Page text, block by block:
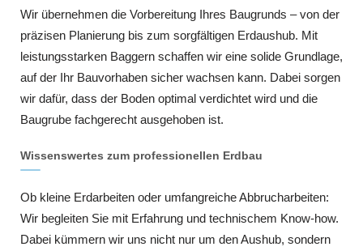
Wir übernehmen die Vorbereitung Ihres Baugrunds – von der
präzisen Planierung bis zum sorgfältigen Erdaushub. Mit
leistungsstarken Baggern schaffen wir eine solide Grundlage,
auf der Ihr Bauvorhaben sicher wachsen kann. Dabei sorgen
wir dafür, dass der Boden optimal verdichtet wird und die
Baugrube fachgerecht ausgehoben ist.
Wissenswertes zum professionellen Erdbau
Ob kleine Erdarbeiten oder umfangreiche Abbrucharbeiten:
Wir begleiten Sie mit Erfahrung und technischem Know-how.
Dabei kümmern wir uns nicht nur um den Aushub, sondern